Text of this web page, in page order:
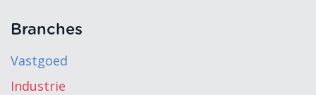
Branches
Vastgoed
Industrie